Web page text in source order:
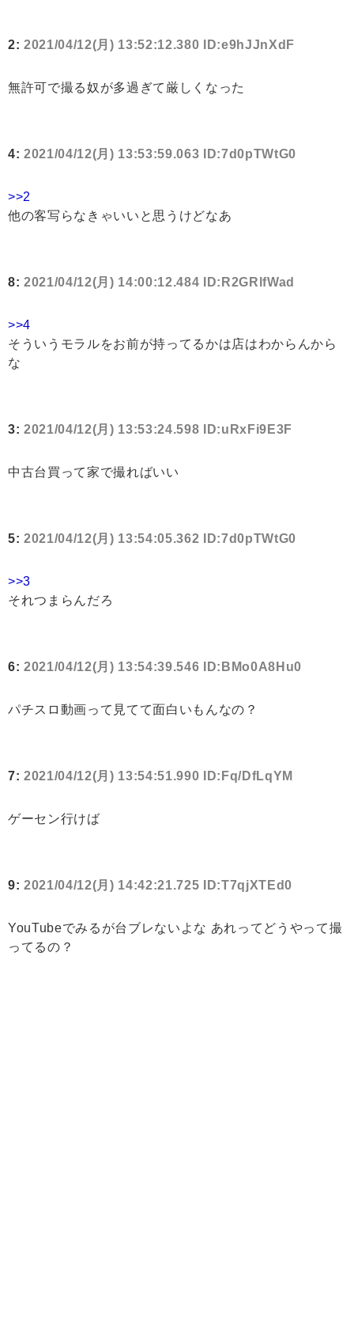
2: 2021/04/12(月) 13:52:12.380 ID:e9hJJnXdF
無許可で撮る奴が多過ぎて厳しくなった
4: 2021/04/12(月) 13:53:59.063 ID:7d0pTWtG0
>>2
他の客写らなきゃいいと思うけどなあ
8: 2021/04/12(月) 14:00:12.484 ID:R2GRlfWad
>>4
そういうモラルをお前が持ってるかは店はわからんから
な
3: 2021/04/12(月) 13:53:24.598 ID:uRxFi9E3F
中古台買って家で撮ればいい
5: 2021/04/12(月) 13:54:05.362 ID:7d0pTWtG0
>>3
それつまらんだろ
6: 2021/04/12(月) 13:54:39.546 ID:BMo0A8Hu0
パチスロ動画って見てて面白いもんなの？
7: 2021/04/12(月) 13:54:51.990 ID:Fq/DfLqYM
ゲーセン行けば
9: 2021/04/12(月) 14:42:21.725 ID:T7qjXTEd0
YouTubeでみるが台ブレないよな あれってどうやって撮
ってるの？